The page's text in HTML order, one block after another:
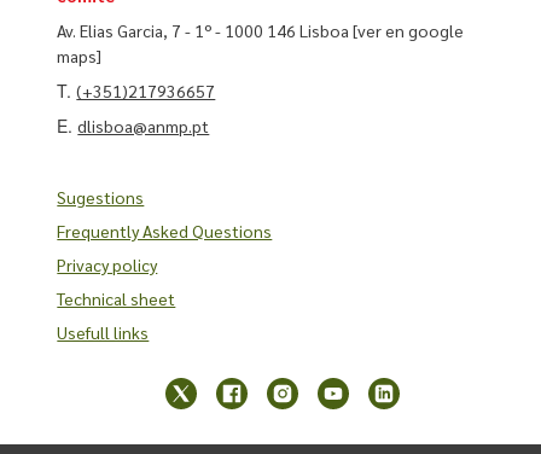
Av. Elias Garcia, 7 - 1º - 1000 146 Lisboa[ver en google
maps]
T.(+351)217936657
E.dlisboa@anmp.pt
Sugestions
Frequently Asked Questions
Privacy policy
Technical sheet
Usefull links